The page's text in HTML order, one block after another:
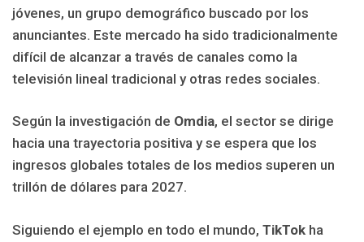
jóvenes, un grupo demográfico buscado por los
anunciantes. Este mercado ha sido tradicionalmente
difícil de alcanzar a través de canales como la
televisión lineal tradicional y otras redes sociales.
Según la investigación de Omdia, el sector se dirige
hacia una trayectoria positiva y se espera que los
ingresos globales totales de los medios superen un
trillón de dólares para 2027.
Siguiendo el ejemplo en todo el mundo, TikTok ha